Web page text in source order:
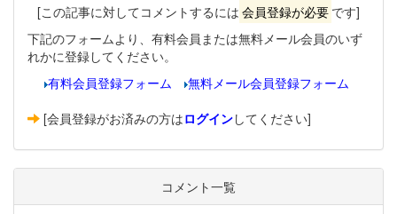
[この記事に対してコメントするには 会員登録が必要 です]
下記のフォームより、有料会員または無料メール会員のいず
れかに登録してください。
有料会員登録フォーム
無料メール会員登録フォーム
[会員登録がお済みの方はログインしてください]
コメント一覧